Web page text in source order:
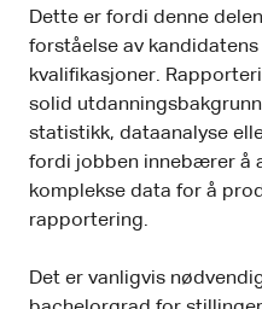
Dette er fordi denne
forståelse av
kvalifikasjoner.
solid
statistikk, dataanalyse
fordi jobben innebærer å
komplekse data for å
rapportering.
Det er vanligvis